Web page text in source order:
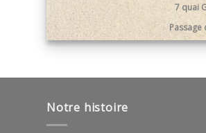
7 quai
Notre histoire